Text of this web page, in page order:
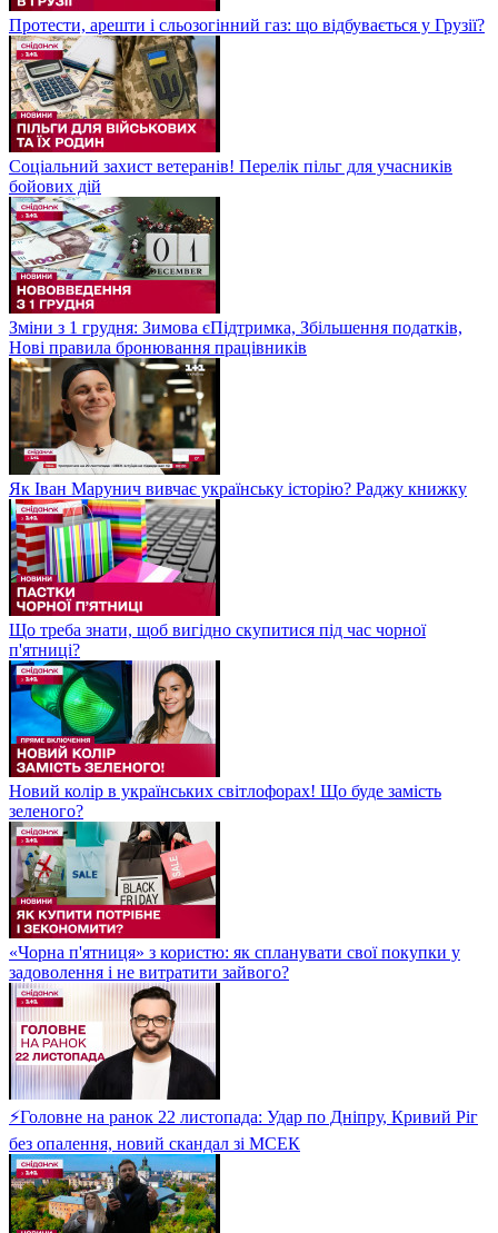
Протести, арешти і сльозогінний газ: що відбувається у Грузії?
Соціальний захист ветеранів! Перелік пільг для учасників
бойових дій
Зміни з 1 грудня: Зимова єПідтримка, Збільшення податків,
Нові правила бронювання працівників
Як Іван Марунич вивчає українську історію? Раджу книжку
Що треба знати, щоб вигідно скупитися під час чорної
п'ятниці?
Новий колір в українських світлофорах! Що буде замість
зеленого?
«Чорна п'ятниця» з користю: як спланувати свої покупки у
задоволення і не витратити зайвого?
⚡Головне на ранок 22 листопада: Удар по Дніпру, Кривий Ріг
без опалення, новий скандал зі МСЕК